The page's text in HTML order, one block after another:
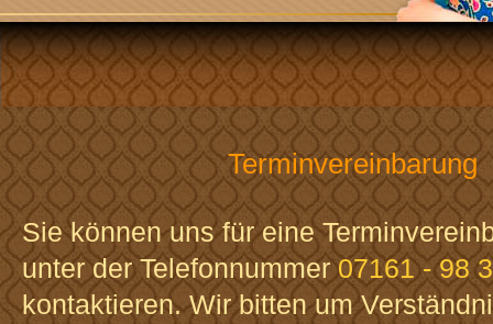
Terminvereinbarung
Sie können uns für eine
unter der Telefonnummer07161 - 98
kontaktieren. Wir bitten um